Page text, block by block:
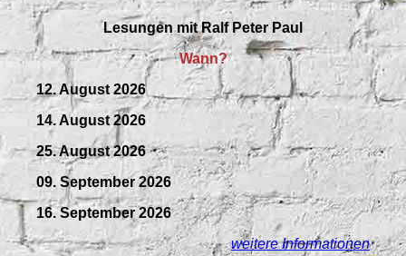
Lesungen mitRalf Peter Paul
Wann?
12. August 2026
14. August 2026
25. August 2026
09. September2026
16. September 2026
weitere Informationen